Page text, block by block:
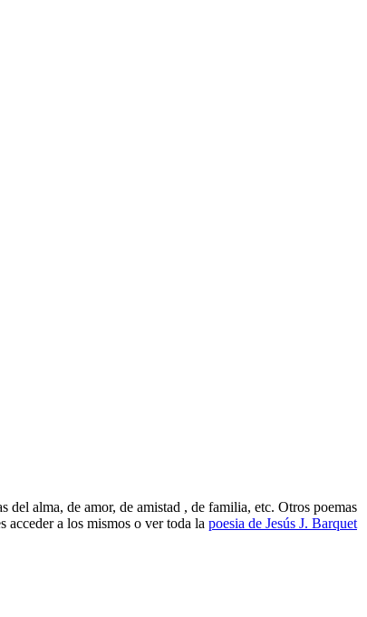
del alma, de amor, de amistad , de familia, etc. Otros poemas
a los mismos o ver toda la poesia de Jesús J. Barquet